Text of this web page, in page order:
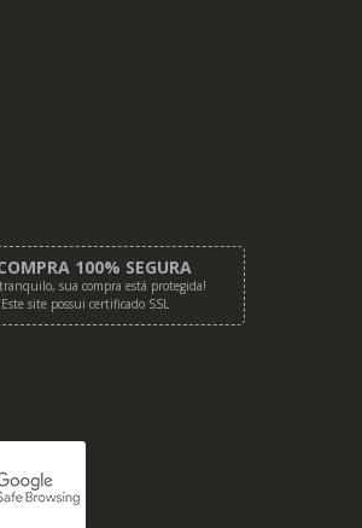
100% SEGURA
sua compra está protegida!
Este site possui certificado SSL